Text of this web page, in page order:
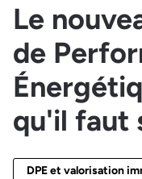
Le
de
qu'il faut
DPE et valorisation